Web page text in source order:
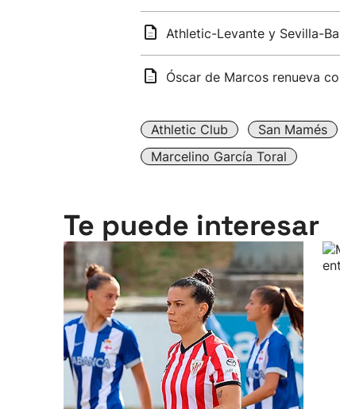
Athletic-Levante y Sevilla-
Óscar de Marcos renueva
Athletic Club San Mamés
Marcelino García Toral
Te puede interesar